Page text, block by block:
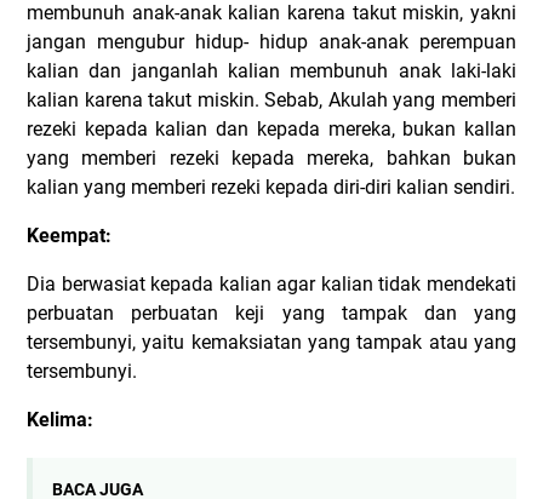
membunuh anak-anak kalian karena takut miskin, yakni
jangan mengubur hidup- hidup anak-anak perempuan
kalian dan janganlah kalian membunuh anak laki-laki
kalian karena takut miskin. Sebab, Akulah yang memberi
rezeki kepada kalian dan kepada mereka, bukan kallan
yang memberi rezeki kepada mereka, bahkan bukan
kalian yang memberi rezeki kepada diri-diri kalian sendiri.
Keempat:
Dia berwasiat kepada kalian agar kalian tidak mendekati
perbuatan perbuatan keji yang tampak dan yang
tersembunyi, yaitu kemaksiatan yang tampak atau yang
tersembunyi.
Kelima:
BACA JUGA